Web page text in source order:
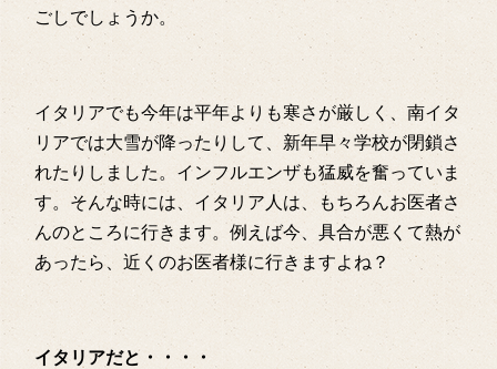
ごしでしょうか。
イタリアでも今年は平年よりも寒さが厳しく、南イタ
リアでは大雪が降ったりして、新年早々学校が閉鎖さ
れたりしました。インフルエンザも猛威を奮っていま
す。そんな時には、イタリア人は、もちろんお医者さ
んのところに行きます。例えば今、具合が悪くて熱が
あったら、近くのお医者様に行きますよね？
イタリアだと・・・・